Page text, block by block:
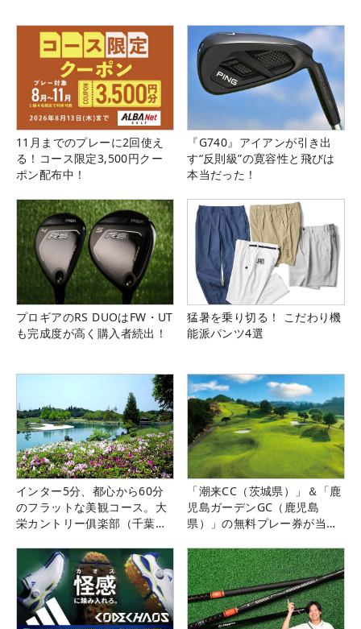
11月までのプレーに2回使え
る！コース限定3,500円クー
ポン配布中！
『G740』アイアンが引き出
す“反則級”の寛容性と飛びは
本当だった！
プロギアのRS DUOはFW・UT
も完成度が高く購入者続出！
猛暑を乗り切る！ こだわり機
能派パンツ4選
インター5分、都心から60分
のフラットな美観コース。大
栄カントリー俱楽部（千葉
「潮来CC（茨城県）」＆「鹿
児島ガーデンGC（鹿児島
県）」の無料プレー券が当た